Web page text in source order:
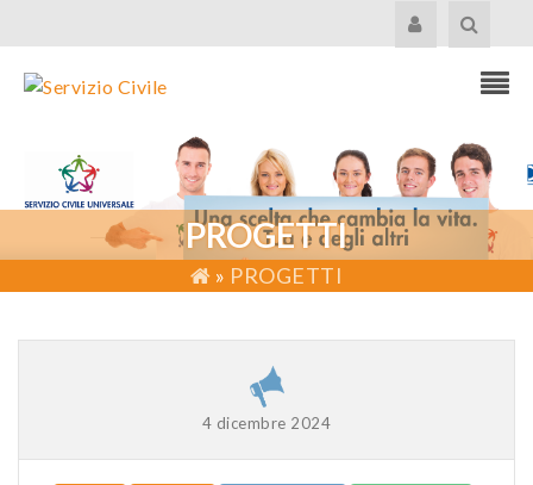
PROGETTI
» PROGETTI
4 dicembre 2024